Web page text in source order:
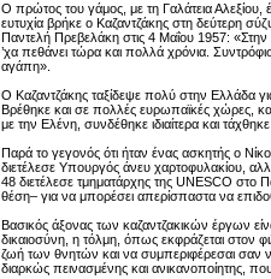
Ο πρώτος του γάμος, με τη Γαλάτεια Αλεξίου,
ευτυχία βρήκε ο Καζαντζάκης στη δεύτερη
Παντελή Πρεβελάκη στις 4 Μαΐου 1957:
’χα πεθάνει τώρα και πολλά χρόνια.
αγάπη».
Ο Καζαντζάκης ταξίδεψε πολύ στην Ελλάδα
Βρέθηκε και σε πολλές ευρωπαϊκές χώρες,
με την Ελένη, συνδέθηκε ιδιαίτερα και
Παρά το γεγονός ότι ήταν ένας ασκητής ο
διετέλεσε Υπουργός άνευ χαρτοφυλακίου,
48 διετέλεσε τμηματάρχης της UNESCO στο
θέση– για να μπορέσει απερίσπαστα να
Βασικός άξονας των καζαντζακικών έργων
δικαιοσύνη, η τόλμη, όπως εκφράζεται στον
ζωή των θνητών και να συμπεριφέρεσαι σαν
διαρκώς πεινασμένης και ανικανοποίητης,